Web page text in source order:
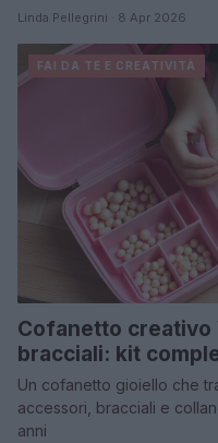
Linda Pellegrini · 8 Apr 2026
FAI DA TE E CREATIVITÀ
Cofanetto creativo
bracciali: kit
Un cofanetto gioiello che
accessori, bracciali e
anni